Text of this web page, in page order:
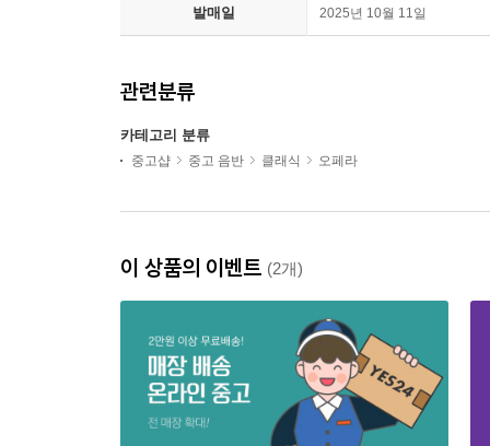
발매일 2025년 10월 11일
관련분류
카테고리 분류
중고샵 중고 음반 클래식 오페라
이 상품의 이벤트 (2개)